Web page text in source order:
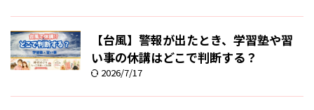
【台風】警報が出たとき、学習塾や習
い事の休講はどこで判断する？
2026/7/17